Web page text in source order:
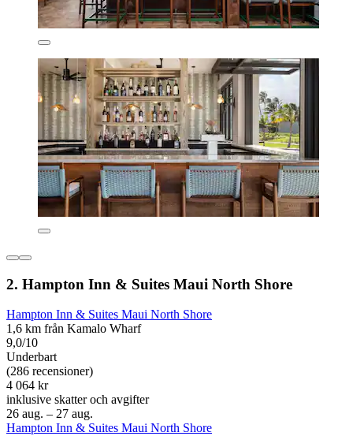
2. Hampton Inn & Suites Maui North Shore
Hampton Inn & Suites Maui North Shore
1,6 km från Kamalo Wharf
9,0/10
Underbart
(286 recensioner)
4 064 kr
inklusive skatter och avgifter
26 aug. – 27 aug.
Hampton Inn & Suites Maui North Shore